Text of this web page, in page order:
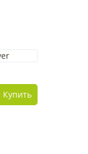
Купить